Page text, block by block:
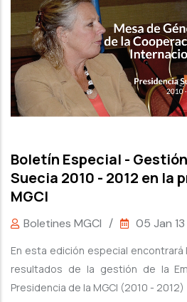
Boletín Especial -
Suecia 2010 - 2012 en la
MGCI
Boletines MGCI / 05 Jan 13
En esta edición especial
resultados de la gestión de la
Presidencia de la MGCI (2010 - 2012)